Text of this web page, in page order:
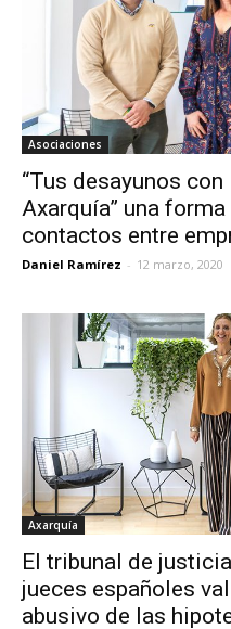
Asociaciones
“Tus desayunos
Axarquía” una
contactos entre
Daniel Ramírez - 12 marzo, 2020
Axarquía
El tribunal de
jueces españoles
abusivo de las